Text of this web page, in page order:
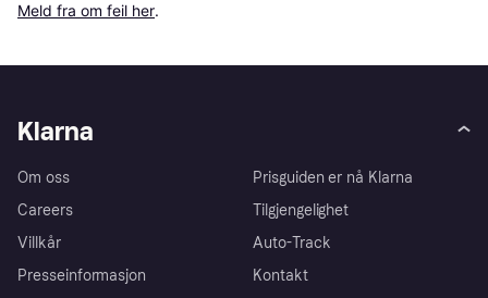
Meld fra om feil her.
Klarna
Om oss
Careers
Villkår
Presseinformasjon
Prisguiden er nå Klarna
Tilgjengelighet
Auto-Track
Kontakt